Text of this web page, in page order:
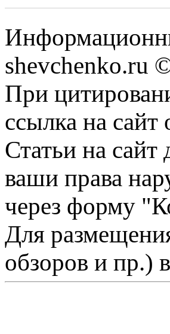
shevchenko.ru
При
ссылка на сайт
Статьи на
ваши права
через форму
Для
обзоров и пр.)